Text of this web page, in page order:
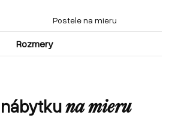
Postele na mieru
Rozmery
na mieru